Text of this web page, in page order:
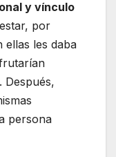
y vínculo
por
ellas les daba
Después,
persona